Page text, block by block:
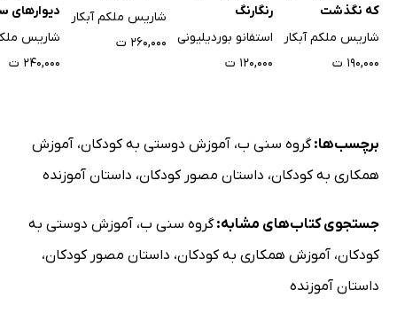
که نگذشت
شاریس ملکم آبکار
۱۹۰,۰۰۰ ت
رنگارنگ
استفانو بوردیلیونی
۱۲۰,۰۰۰ ت
شاریس ملکم آبکار
۲۶۰,۰۰۰ ت
دیوارهای
شاریس
۲۴۰,۰۰۰ ت
برچسب‌ها:گروه سنی ب، آموزش دوستی به کودکان، آموزش
همکاری به کودکان، داستان مصور کودکان، داستان آموزنده
جستجوی کتاب‌های مشابه:گروه سنی ب، آموزش دوستی به
کودکان، آموزش همکاری به کودکان، داستان مصور کودکان،
داستان آموزنده